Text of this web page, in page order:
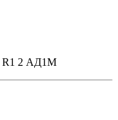
R1 2 АД1М